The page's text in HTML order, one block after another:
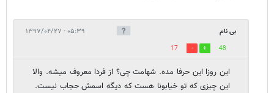
بی نام ۰۵:۳۹ - ۱۳۹۷/۰۴/۲۷
48
17
این روزا این حرفا مده. شهامت چی؟ از فردا معروف میشه. والا
این چیزی که تو خیابونا هست که دیگه اسمش حجاب نیست.